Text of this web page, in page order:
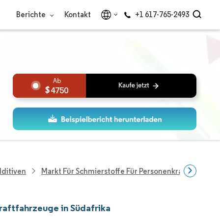
Berichte Kontakt +1 617-765-2493
4750
Markt Für Schmierstoffe Für
in Südafrika